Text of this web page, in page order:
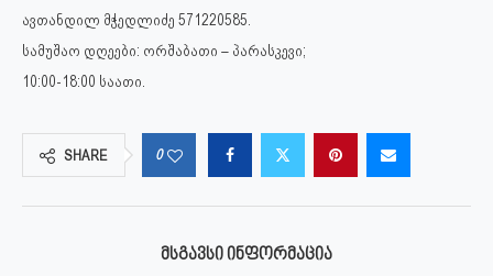
ავთანდილ მჭედლიძე 571220585.
სამუშაო დღეები: ორშაბათი – პარასკევი;
10:00-18:00 საათი.
SHARE 0
ᲛᲡᲒᲐᲕᲡᲘ ᲘᲜᲤᲝᲠᲛᲐᲪᲘᲐ